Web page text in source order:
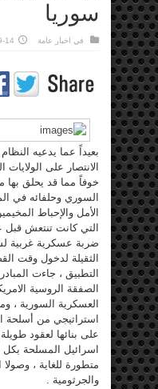
سوريا
في اخبار عامة 14
بعيداً عما يدعيه
الانتصار على
خوفاً مما قد يحلق بها
السوري وحلفائه في
الأمل والإحباط
التي كانت تنتعش
ضربة عسكرية غربية
الثقيلة لدخول وقت
التطبيق ، جاءت
الصفقة الروسية
العسكرية السورية ،
استراتيجي من أسلحة
على بنائها لعقود
اسرائيل المسلحة بكل
متطورة للغاية ، وصولا
والجرثومية .